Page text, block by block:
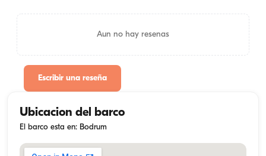
Aun no hay resenas
Escribir una reseña
Ubicacion del barco
El barco esta en: Bodrum